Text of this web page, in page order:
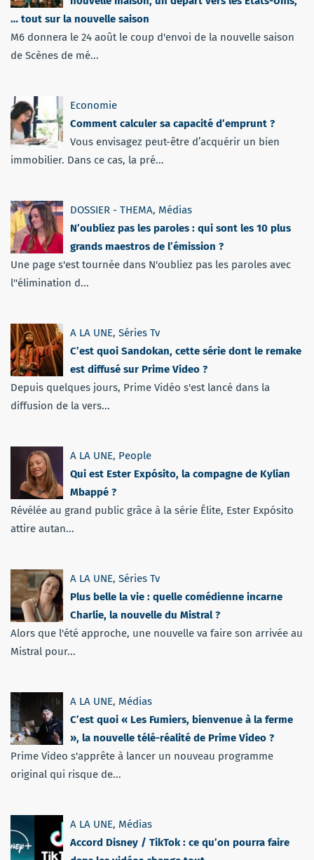
… tout sur la nouvelle saison
M6 donnera le 24 août le coup d'envoi de la nouvelle saison
de Scènes de mé...
Economie
Comment calculer sa capacité d’emprunt ?
Vous envisagez peut-être d’acquérir un bien
immobilier. Dans ce cas, la pré...
DOSSIER - THEMA, Médias
N’oubliez pas les paroles : qui sont les 10 plus
grands maestros de l’émission ?
Une page s'est tournée dans N'oubliez pas les paroles avec
l''élimination d...
A LA UNE, Séries Tv
C’est quoi Sandokan, cette série dont le remake
est diffusé sur Prime Video ?
Depuis quelques jours, Prime Vidéo s'est lancé dans la
diffusion de la vers...
A LA UNE, People
Qui est Ester Expósito, la compagne de Kylian
Mbappé ?
Révélée au grand public grâce à la série Élite, Ester Expósito
attire autan...
A LA UNE, Séries Tv
Plus belle la vie : quelle comédienne incarne
Charlie, la nouvelle du Mistral ?
Alors que l'été approche, une nouvelle va faire son arrivée au
Mistral pour...
A LA UNE, Médias
C’est quoi « Les Fumiers, bienvenue à la ferme
», la nouvelle télé-réalité de Prime Video ?
Prime Video s'apprête à lancer un nouveau programme
original qui risque de...
A LA UNE, Médias
Accord Disney / TikTok : ce qu’on pourra faire